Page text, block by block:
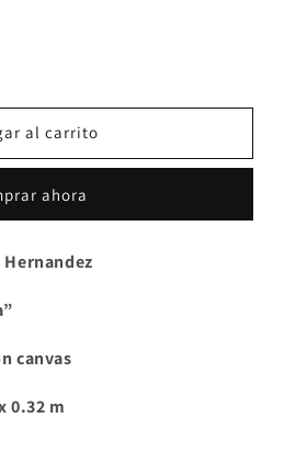
al carrito
ahora
x 0.32 m